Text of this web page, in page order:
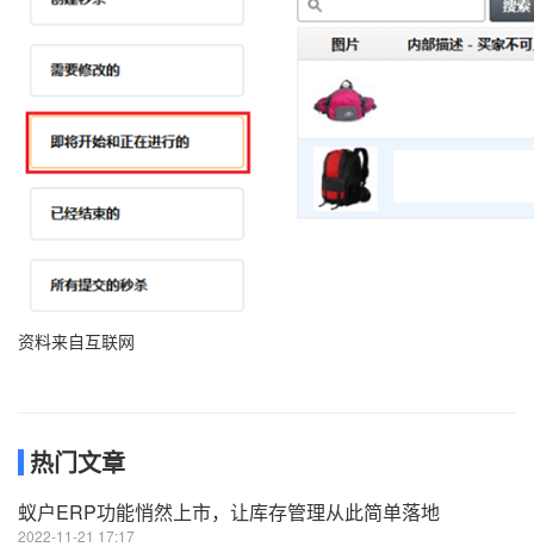
资料来自互联网
热门文章
蚁户ERP功能悄然上市，让库存管理从此简单落地
2022-11-21 17:17